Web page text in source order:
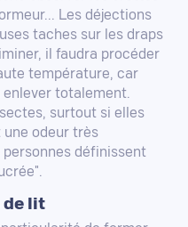
Les déjections
taches sur les draps
il faudra procéder
température, car
totalement.
surtout si elles
une odeur très
définissent
de lit